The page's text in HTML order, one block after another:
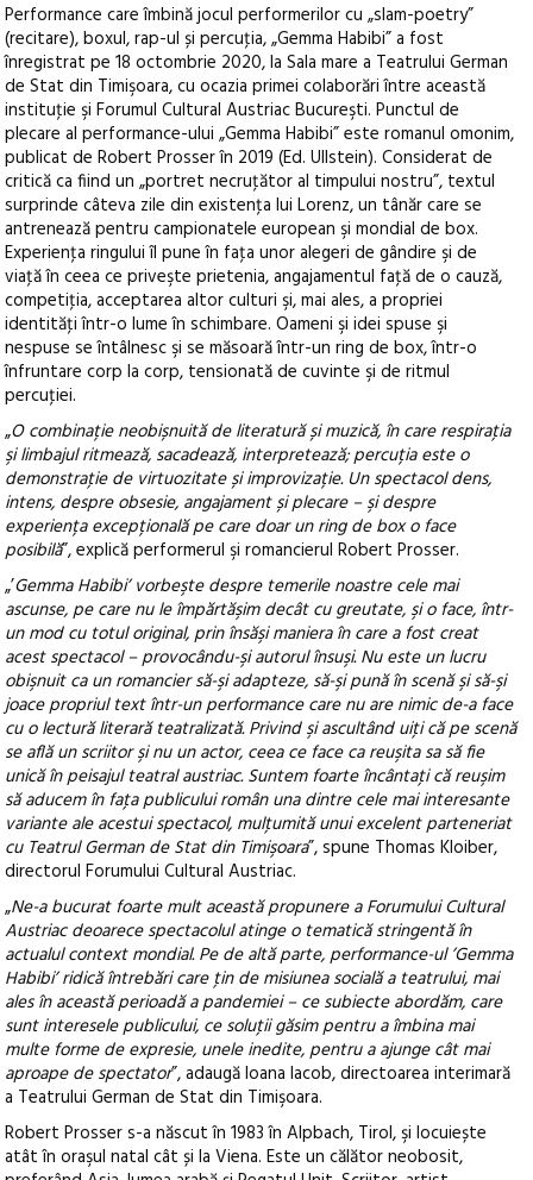
Performance care îmbină jocul performerilor cu „slam-poetry”
(recitare), boxul, rap-ul și percuţia, „Gemma Habibi” a fost
înregistrat pe 18 octombrie 2020, la Sala mare a Teatrului German
de Stat din Timişoara, cu ocazia primei colaborări între această
instituţie şi Forumul Cultural Austriac Bucureşti. Punctul de
plecare al performance-ului „Gemma Habibi” este romanul omonim,
publicat de Robert Prosser în 2019 (Ed. Ullstein). Considerat de
critică ca fiind un „portret necruţător al timpului nostru”, textul
surprinde câteva zile din existenţa lui Lorenz, un tânăr care se
antrenează pentru campionatele european şi mondial de box.
Experienţa ringului îl pune în faţa unor alegeri de gândire şi de
viaţă în ceea ce priveşte prietenia, angajamentul faţă de o cauză,
competiţia, acceptarea altor culturi şi, mai ales, a propriei
identităţi într-o lume în schimbare. Oameni şi idei spuse şi
nespuse se întâlnesc şi se măsoară într-un ring de box, într-o
înfruntare corp la corp, tensionată de cuvinte şi de ritmul
percuţiei.
„O combinație neobișnuită de literatură și muzică, în care respiraţia
şi limbajul ritmează, sacadează, interpretează; percuția este o
demonstraţie de virtuozitate și improvizație. Un spectacol dens,
intens, despre obsesie, angajament și plecare – şi despre
experiența excepțională pe care doar un ring de box o face
posibilă”, explică performerul şi romancierul Robert Prosser.
„’Gemma Habibi’ vorbeşte despre temerile noastre cele mai
ascunse, pe care nu le împărtăşim decât cu greutate, şi o face, într-
un mod cu totul original, prin însăşi maniera în care a fost creat
acest spectacol – provocându-şi autorul însuşi. Nu este un lucru
obişnuit ca un romancier să-şi adapteze, să-şi pună în scenă şi să-şi
joace propriul text într-un performance care nu are nimic de-a face
cu o lectură literară teatralizată. Privind şi ascultând uiţi că pe scenă
se află un scriitor şi nu un actor, ceea ce face ca reuşita sa să fie
unică în peisajul teatral austriac. Suntem foarte încântaţi că reuşim
să aducem în faţa publicului român una dintre cele mai interesante
variante ale acestui spectacol, mulţumită unui excelent parteneriat
cu Teatrul German de Stat din Timişoara”, spune Thomas Kloiber,
directorul Forumului Cultural Austriac.
„Ne-a bucurat foarte mult această propunere a Forumului Cultural
Austriac deoarece spectacolul atinge o tematică stringentă în
actualul context mondial. Pe de altă parte, performance-ul ’Gemma
Habibi’ ridică întrebări care ţin de misiunea socială a teatrului, mai
ales în această perioadă a pandemiei – ce subiecte abordăm, care
sunt interesele publicului, ce soluţii găsim pentru a îmbina mai
multe forme de expresie, unele inedite, pentru a ajunge cât mai
aproape de spectator”, adaugă Ioana Iacob, directoarea interimară
a Teatrului German de Stat din Timişoara.
Robert Prosser s-a născut în 1983 în Alpbach, Tirol, şi locuiește
atât în oraşul natal cât și la Viena. Este un călător neobosit,